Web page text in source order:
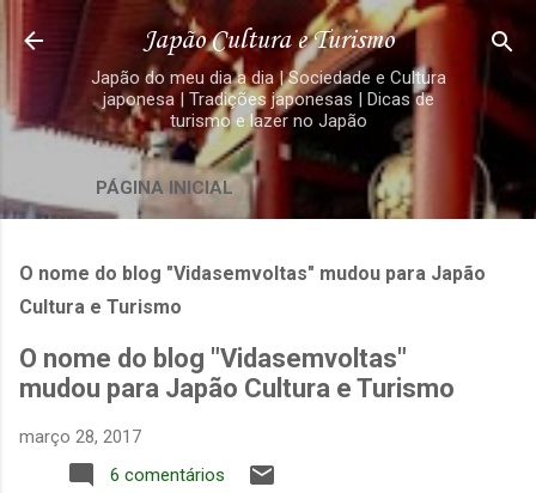
Pular para o conteúdo principal
Japão Cultura e Turismo
Japão do meu dia a dia | Sociedade e Cultura
japonesa | Tradições japonesas | Dicas de
turismo e lazer no Japão
PÁGINA INICIAL
O nome do blog "Vidasemvoltas" mudou para Japão
Cultura e Turismo
O nome do blog "Vidasemvoltas"
mudou para Japão Cultura e Turismo
março 28, 2017
6 comentários